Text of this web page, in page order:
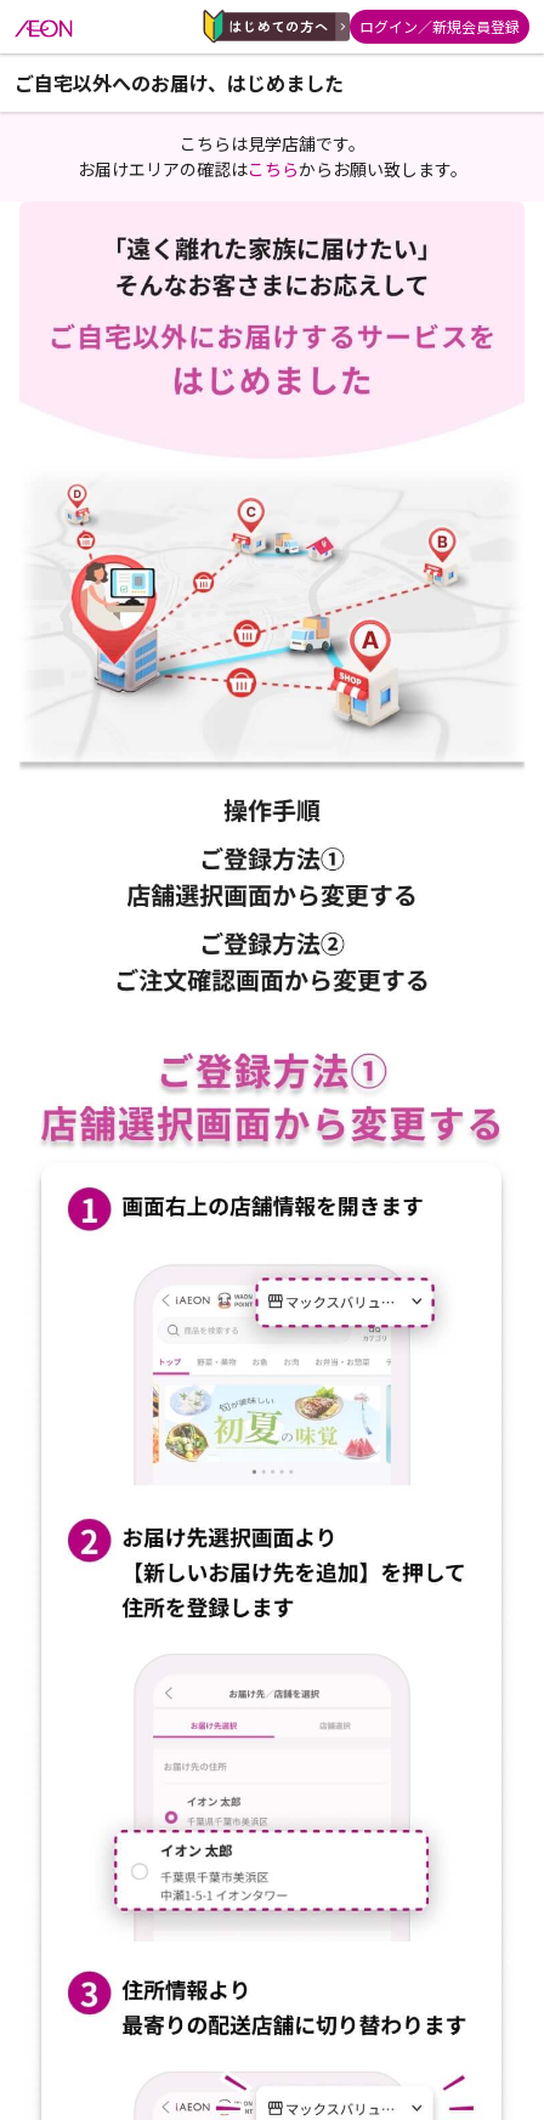
ログイン／新規会員登録
ご自宅以外へのお届け、はじめました
こちらは見学店舗です。
お届けエリアの確認はこちらからお願い致します。